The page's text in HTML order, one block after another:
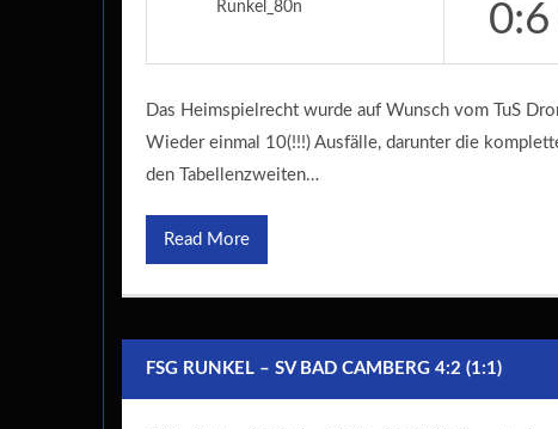
0:6
Das Heimspielrecht wurde auf Wunsch vom TuS
Wieder einmal 10(!!!) Ausfälle, darunter die
den Tabellenzweiten…
Read More
FSG RUNKEL – SV BAD CAMBERG 4:2 (1:1)